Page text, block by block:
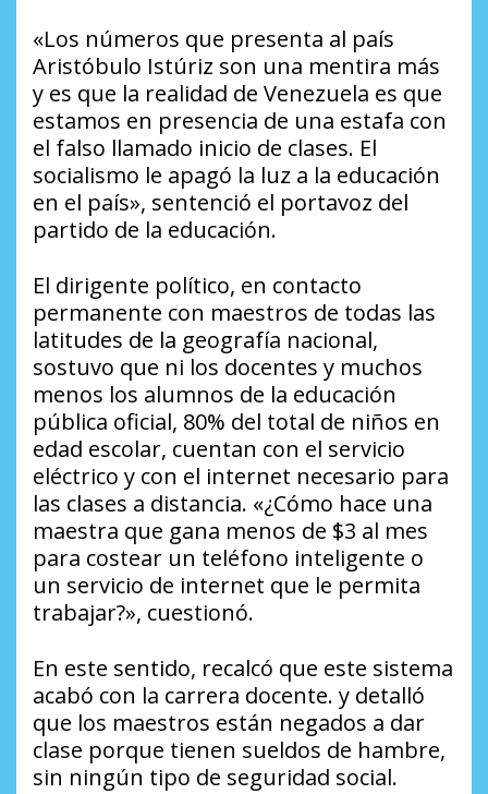
«Los números que presenta al país
Aristóbulo Istúriz son una mentira más
y es que la realidad de Venezuela es que
estamos en presencia de una estafa con
el falso llamado inicio de clases. El
socialismo le apagó la luz a la educación
en el país», sentenció el portavoz del
partido de la educación.
El dirigente político, en contacto
permanente con maestros de todas las
latitudes de la geografía nacional,
sostuvo que ni los docentes y muchos
menos los alumnos de la educación
pública oficial, 80% del total de niños en
edad escolar, cuentan con el servicio
eléctrico y con el internet necesario para
las clases a distancia. «¿Cómo hace una
maestra que gana menos de $3 al mes
para costear un teléfono inteligente o
un servicio de internet que le permita
trabajar?», cuestionó.
En este sentido, recalcó que este sistema
acabó con la carrera docente. y detalló
que los maestros están negados a dar
clase porque tienen sueldos de hambre,
sin ningún tipo de seguridad social.